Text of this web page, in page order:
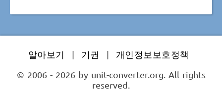
알아보기 | 기권 |
개인정보보호정책
© 2006 - 2026 by unit-converter.org. All rights
reserved.